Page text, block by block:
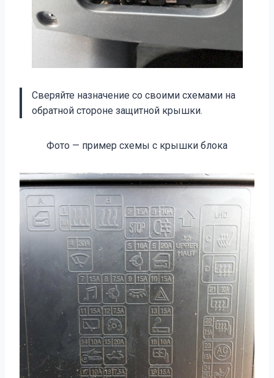
Сверяйте назначение со своими схемами на
обратной стороне защитной крышки.
Фото — пример схемы с крышки блока